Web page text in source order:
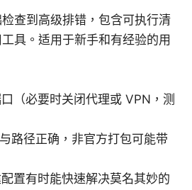
查到高级排错，包含可执行清
具。适用于新手和有经验的用
（必要时关闭代理或 VPN，测
路径正确，非官方打包可能带
置有时能快速解决莫名其妙的